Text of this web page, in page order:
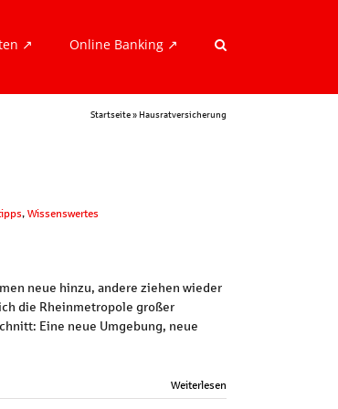
↗︎ Online Banking ↗︎
Startseite» Hausratversicherung
, Wissenswertes
neue hinzu, andere ziehen wieder
die Rheinmetropole großer
Eine neue Umgebung, neue
Weiterlesen